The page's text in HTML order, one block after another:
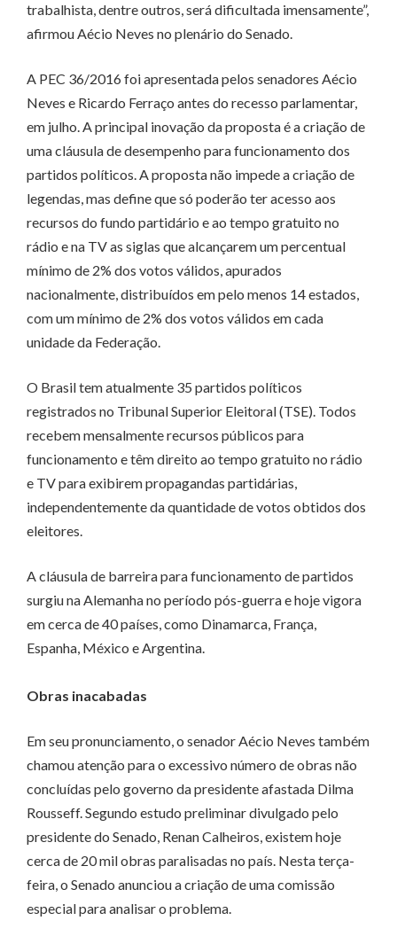
trabalhista, dentre outros, será dificultada imensamente”,
afirmou Aécio Neves no plenário do Senado.
A PEC 36/2016 foi apresentada pelos senadores Aécio
Neves e Ricardo Ferraço antes do recesso parlamentar,
em julho. A principal inovação da proposta é a criação de
uma cláusula de desempenho para funcionamento dos
partidos políticos. A proposta não impede a criação de
legendas, mas define que só poderão ter acesso aos
recursos do fundo partidário e ao tempo gratuito no
rádio e na TV as siglas que alcançarem um percentual
mínimo de 2% dos votos válidos, apurados
nacionalmente, distribuídos em pelo menos 14 estados,
com um mínimo de 2% dos votos válidos em cada
unidade da Federação.
O Brasil tem atualmente 35 partidos políticos
registrados no Tribunal Superior Eleitoral (TSE). Todos
recebem mensalmente recursos públicos para
funcionamento e têm direito ao tempo gratuito no rádio
e TV para exibirem propagandas partidárias,
independentemente da quantidade de votos obtidos dos
eleitores.
A cláusula de barreira para funcionamento de partidos
surgiu na Alemanha no período pós-guerra e hoje vigora
em cerca de 40 países, como Dinamarca, França,
Espanha, México e Argentina.
Obras inacabadas
Em seu pronunciamento, o senador Aécio Neves também
chamou atenção para o excessivo número de obras não
concluídas pelo governo da presidente afastada Dilma
Rousseff. Segundo estudo preliminar divulgado pelo
presidente do Senado, Renan Calheiros, existem hoje
cerca de 20 mil obras paralisadas no país. Nesta terça-
feira, o Senado anunciou a criação de uma comissão
especial para analisar o problema.